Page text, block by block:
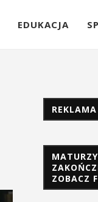
EDUKACJA
REKLAMA
ZOBACZ